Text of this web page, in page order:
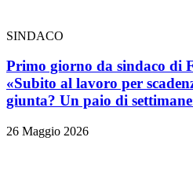
SINDACO
Primo giorno da sindaco di
«Subito al lavoro per
giunta? Un paio di
26 Maggio 2026